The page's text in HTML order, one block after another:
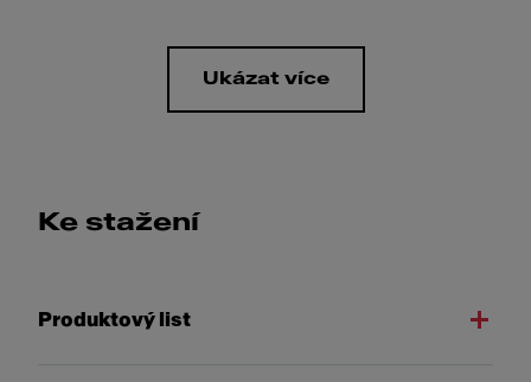
Ukázat více
Ke stažení
Produktový list